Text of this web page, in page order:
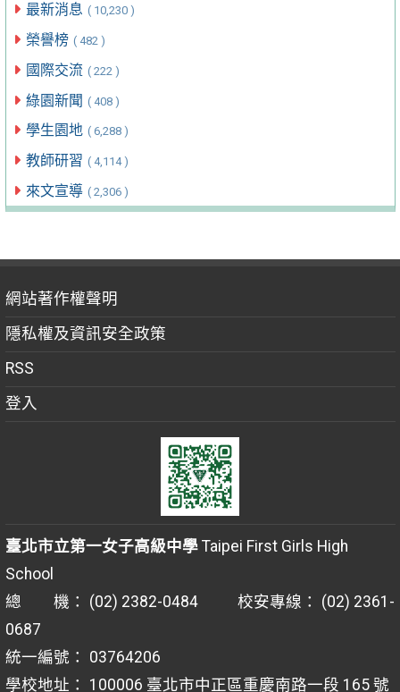
最新消息 ( 10,230 )
榮譽榜 ( 482 )
國際交流 ( 222 )
綠園新聞 ( 408 )
學生園地 ( 6,288 )
教師研習 ( 4,114 )
來文宣導 ( 2,306 )
網站著作權聲明
隱私權及資訊安全政策
RSS
登入
臺北市立第一女子高級中學Taipei First Girls High
School
總 機： (02) 2382-0484 校安專線： (02) 2361-
0687
統一編號： 03764206
學校地址： 100006 臺北市中正區重慶南路一段 165 號